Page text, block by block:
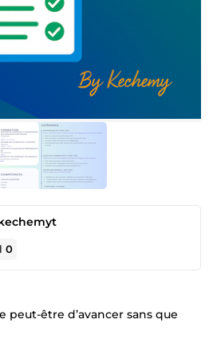
0
peut-être d’avancer sans que